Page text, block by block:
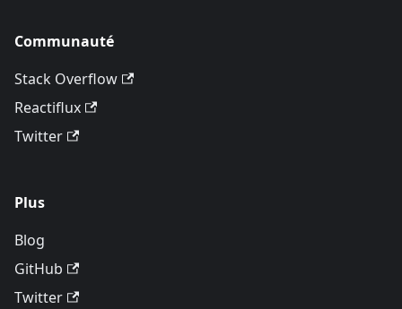
Communauté
Stack Overflow
Reactiflux
Twitter
Plus
Blog
GitHub
Twitter